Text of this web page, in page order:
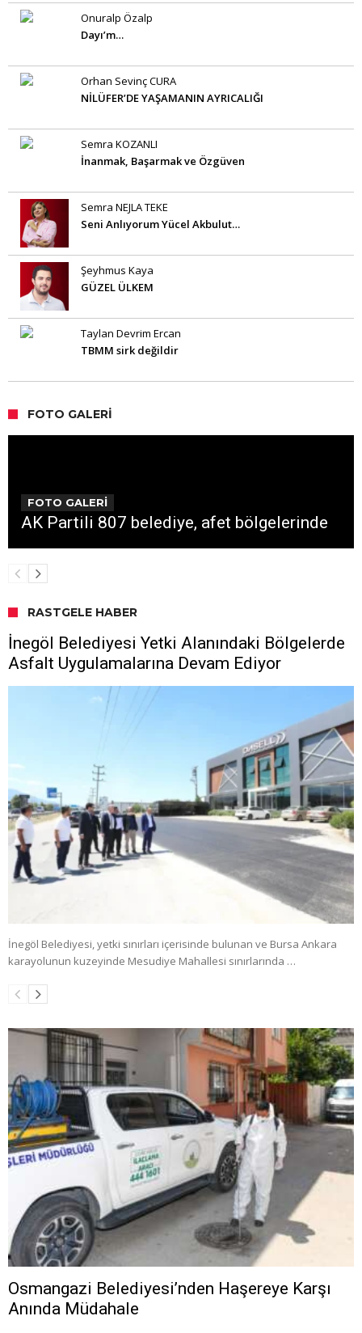
Onuralp Özalp
Dayı’m…
Orhan Sevinç CURA
NİLÜFER’DE YAŞAMANIN AYRICALIĞI
Semra KOZANLI
İnanmak, Başarmak ve Özgüven
Semra NEJLA TEKE
Seni Anlıyorum Yücel Akbulut…
Şeyhmus Kaya
GÜZEL ÜLKEM
Taylan Devrim Ercan
TBMM sirk değildir
FOTO GALERI
FOTO GALERİ
AK Partili 807 belediye, afet bölgelerinde
RASTGELE HABER
İnegöl Belediyesi Yetki Alanındaki Bölgelerde
Asfalt Uygulamalarına Devam Ediyor
İnegöl Belediyesi, yetki sınırları içerisinde bulunan ve Bursa Ankara
karayolunun kuzeyinde Mesudiye Mahallesi sınırlarında …
Osmangazi Belediyesi’nden Haşereye Karşı
Anında Müdahale